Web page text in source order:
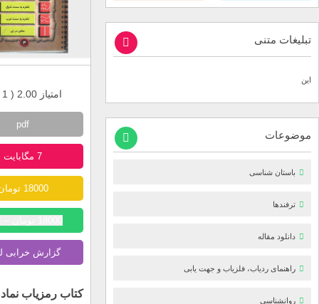
امتیاز 2.00 ( 1
pdf
7 مگابایت
18000 تومان
گزارش خرابی
کتاب رمزیاب نماد
تبلیغات متنی
این
موضوعات
باستان شناسی
ترفندها
دانلود مقاله
راهنمای ردیاب، فلزیاب و جهت یابی
روانشناسی